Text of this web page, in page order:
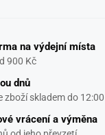
na výdejní místa
900 Kč
dnů
zboží skladem do 12:00
vrácení a výměna